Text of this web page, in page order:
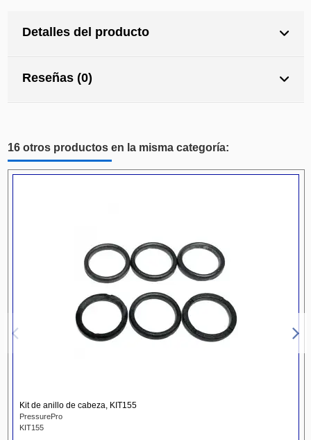
Detalles del producto
Reseñas (0)
16 otros productos en la misma categoría:
Kit de anillo de cabeza, KIT155
PressurePro
KIT155